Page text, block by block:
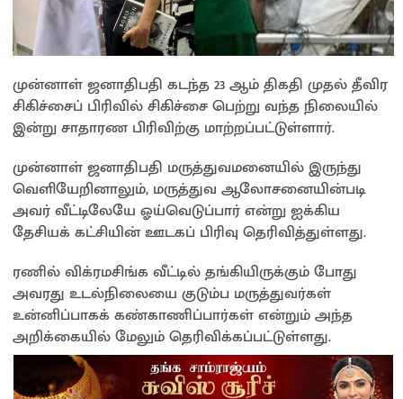
முன்னாள் ஜனாதிபதி கடந்த 23 ஆம் திகதி முதல் தீவிர
சிகிச்சைப் பிரிவில் சிகிச்சை பெற்று வந்த நிலையில்
இன்று சாதாரண பிரிவிற்கு மாற்றப்பட்டுள்ளார்.
முன்னாள் ஜனாதிபதி மருத்துவமனையில் இருந்து
வெளியேறினாலும், மருத்துவ ஆலோசனையின்படி
அவர் வீட்டிலேயே ஓய்வெடுப்பார் என்று ஐக்கிய
தேசியக் கட்சியின் ஊடகப் பிரிவு தெரிவித்துள்ளது.
ரணில் விக்ரமசிங்க வீட்டில் தங்கியிருக்கும் போது
அவரது உடல்நிலையை குடும்ப மருத்துவர்கள்
உன்னிப்பாகக் கண்காணிப்பார்கள் என்றும் அந்த
அறிக்கையில் மேலும் தெரிவிக்கப்பட்டுள்ளது.